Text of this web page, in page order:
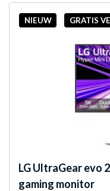
NIEUW GRATIS
LGUltraGear evo
gaming monitor